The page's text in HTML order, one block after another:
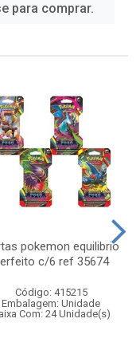
para comprar.
pokemon equilibrio
c/6 ref 35674
Código: 415215
Embalagem: Unidade
Com: 24 Unidade(s)